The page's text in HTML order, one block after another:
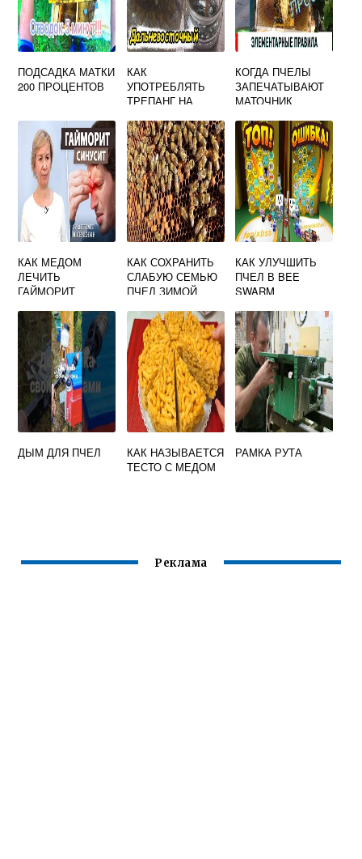
ПОДСАДКА МАТКИ
200 ПРОЦЕНТОВ
КАК
УПОТРЕБЛЯТЬ
ТРЕПАНГ НА
ПРАВИЛЬНО
КОГДА ПЧЕЛЫ
ЗАПЕЧАТЫВАЮТ
МАТОЧНИК
КАК МЕДОМ
ЛЕЧИТЬ
ГАЙМОРИТ
КАК СОХРАНИТЬ
СЛАБУЮ СЕМЬЮ
ПЧЕЛ ЗИМОЙ
КАК УЛУЧШИТЬ
ПЧЕЛ В BEE
SWARM
ДЫМ ДЛЯ ПЧЕЛ
КАК НАЗЫВАЕТСЯ
ТЕСТО С МЕДОМ
РАМКА РУТА
Реклама